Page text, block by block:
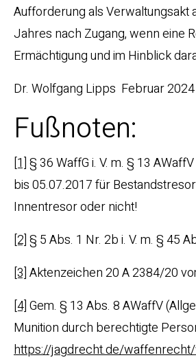
Aufforderung als Verwaltungsakt
Jahres nach Zugang, wenn eine
Ermächtigung und im Hinblick
Dr. Wolfgang Lipps Februar 2024
Fußnoten:
[1] § 36 WaffG i. V. m. § 13
bis 05.07.2017 für
Innentresor oder nicht!
[2] § 5 Abs. 1 Nr. 2b i. V. m. § 45
[3] Aktenzeichen 20 A 2384/20
[4] Gem. § 13 Abs. 8 AWaffV
Munition durch berechtigte
https://jagdrecht.de/